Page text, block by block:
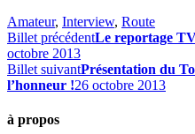
Amateur, Interview, Route
Billet précédentLe reportage
octobre 2013
Billet suivantPrésentation du
l’honneur !26 octobre 2013
à propos